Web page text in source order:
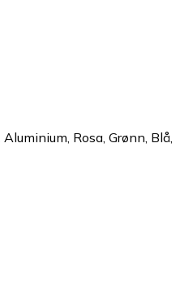
Aluminium Rosa Grønn Blå